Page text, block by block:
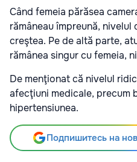
Când femeia părăsea
rămâneau împreună,
creştea. Pe de altă parte,
rămânea singur cu femeia,
De menţionat că nivelul
afecţiuni medicale, precum
hipertensiunea.
Подпишитесь на